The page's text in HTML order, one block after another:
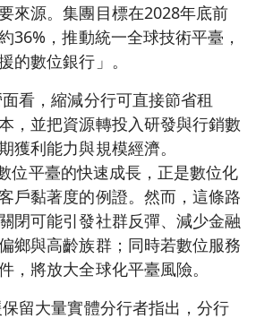
來源。集團目標在2028年底前
36%，推動統一全球技術平臺，
的數位銀行」。
看，縮減分行可直接節省租
，並把資源轉投入研發與行銷數
獲利能力與規模經濟。
位平臺的快速成長，正是數位化
戶黏著度的例證。然而，這條路
閉可能引發社群反彈、減少金融
鄉與高齡族群；同時若數位服務
，將放大全球化平臺風險。
留大量實體分行者指出，分行